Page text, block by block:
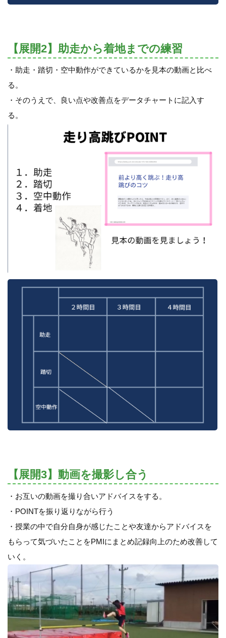
【展開2】助走から着地までの練習
・助走・踏切・空中動作ができているかを見本の動画と比べ
る。
・そのうえで、良い点や改善点をデータチャートに記入す
る。
【展開3】動画を撮影し合う
・お互いの動画を撮り合いアドバイスをする。
・POINTを振り返りながら行う
・授業の中で自分自身が感じたことや友達からアドバイスを
もらって気づいたことをPMIにまとめ記録向上のため改善して
いく。